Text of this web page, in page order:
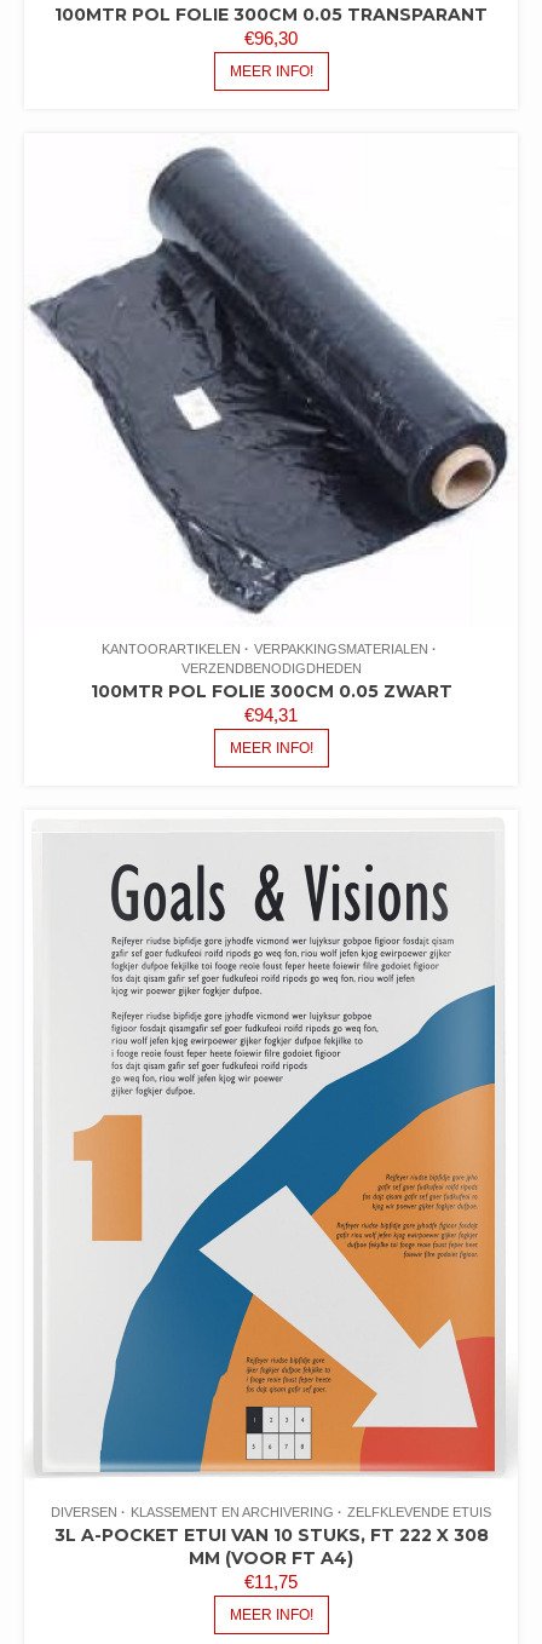
100MTR POL FOLIE 300CM 0.05 TRANSPARANT
€96,30
MEER INFO!
KANTOORARTIKELEN
VERPAKKINGSMATERIALEN
VERZENDBENODIGDHEDEN
100MTR POL FOLIE 300CM 0.05 ZWART
€94,31
MEER INFO!
DIVERSEN KLASSEMENT EN ARCHIVERING ZELFKLEVENDE ETUIS
3L A-POCKET ETUI VAN 10 STUKS, FT 222 X 308
MM (VOOR FT A4)
€11,75
MEER INFO!